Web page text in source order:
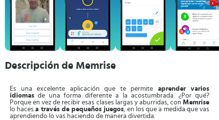
Descripción de Memrise
Es una excelente aplicación que te permite aprender varios
idiomas de una forma diferente a la acostumbrada. ¿Por qué?
Porque en vez de recibir esas clases largas y aburridas, con Memrise
lo hacesa través de pequeños juegos, en los que a medida que vas
aprendiendo lo vas haciendo de manera divertida.